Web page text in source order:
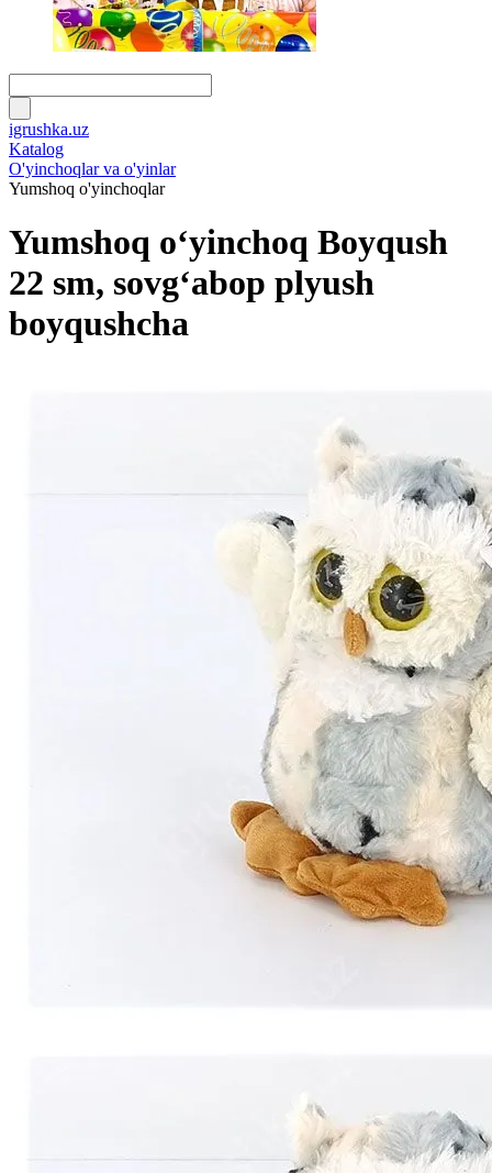
igrushka.uz
Katalog
O'yinchoqlar va o'yinlar
Yumshoq o'yinchoqlar
Yumshoq o‘yinchoq Boyqush
22 sm, sovg‘abop plyush
boyqushcha